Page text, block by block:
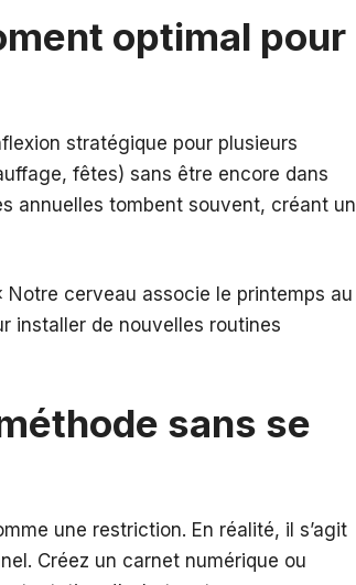
optimal pour
stratégique pour plusieurs
fêtes) sans être encore dans
annuelles tombent souvent, créant un
cerveau associe le printemps au
installer de nouvelles routines
sans se
une restriction. En réalité, il s’agit
Créez un carnet numérique ou